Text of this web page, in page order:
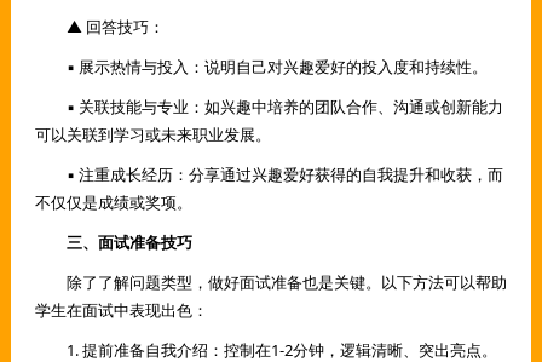
▲ 回答技巧：
▪ 展示热情与投入：说明自己对兴趣爱好的投入度和持续性。
▪ 关联技能与专业：如兴趣中培养的团队合作、沟通或创新能力
可以关联到学习或未来职业发展。
▪ 注重成长经历：分享通过兴趣爱好获得的自我提升和收获，而
不仅仅是成绩或奖项。
三、面试准备技巧
除了了解问题类型，做好面试准备也是关键。以下方法可以帮助
学生在面试中表现出色：
1. 提前准备自我介绍：控制在1-2分钟，逻辑清晰、突出亮点。